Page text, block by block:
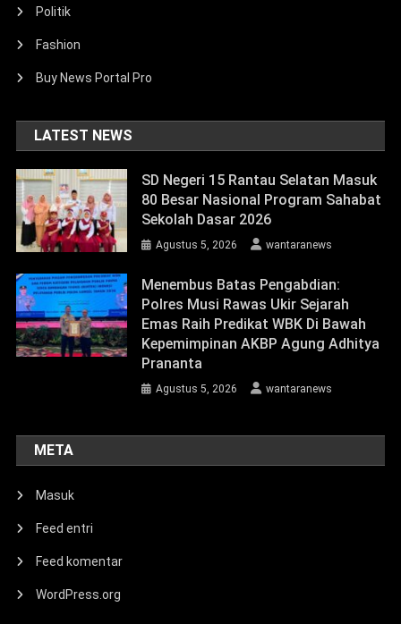
Politik
Fashion
Buy News Portal Pro
LATEST NEWS
SD Negeri 15 Rantau Selatan Masuk
80 Besar Nasional Program Sahabat
Sekolah Dasar 2026
Agustus 5, 2026 wantaranews
Menembus Batas Pengabdian:
Polres Musi Rawas Ukir Sejarah
Emas Raih Predikat WBK Di Bawah
Kepemimpinan AKBP Agung Adhitya
Prananta
Agustus 5, 2026 wantaranews
META
Masuk
Feed entri
Feed komentar
WordPress.org